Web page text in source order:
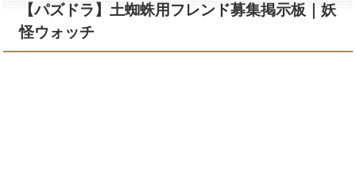
【パズドラ】土蜘蛛用フレンド募集掲示板｜妖
怪ウォッチ